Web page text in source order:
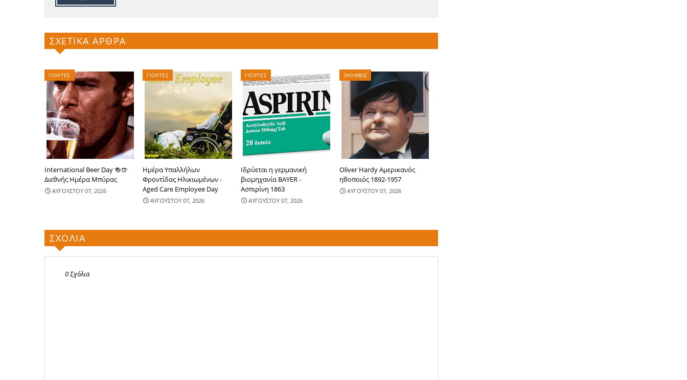
ΣΧΕΤΙΚΑ ΑΡΘΡΑ
ΓΙΟΡΤΕΣ
International Beer Day 🍻🍺
Διεθνής Ημέρα Μπύρας
ΑΥΓΟΥΣΤΟΥ 07, 2026
ΓΙΟΡΤΕΣ
Ημέρα Υπαλλήλων
Φροντίδας Ηλικιωμένων -
Aged Care Employee Day
ΑΥΓΟΥΣΤΟΥ 07, 2026
ΓΙΟΡΤΕΣ
Ιδρύεται η γερμανική
βιομηχανία BAYER -
Ασπιρίνη 1863
ΑΥΓΟΥΣΤΟΥ 07, 2026
SHOWBIZ
Oliver Hardy Αμερικανός
ηθοποιός 1892-1957
ΑΥΓΟΥΣΤΟΥ 07, 2026
ΣΧΟΛΙΑ
0 Σχόλια